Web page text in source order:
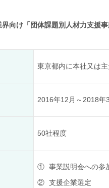
向け「団体課題別人材力支援
東京都内に本社又は
2016年12月～2018年
50社程度
① 事業説明会への参
② 支援企業選定